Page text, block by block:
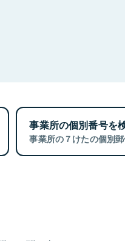
事業所の個別番号を
事業所の７けたの個別